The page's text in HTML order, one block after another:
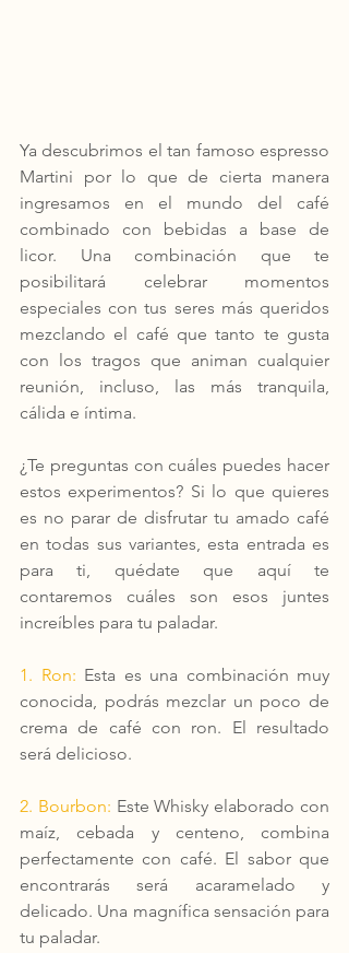
Ya descubrimos el tan famoso espresso
Martini por lo que de cierta manera
ingresamos en el mundo del café
combinado con bebidas a base de
licor. Una combinación que te
posibilitará celebrar momentos
especiales con tus seres más queridos
mezclando el café que tanto te gusta
con los tragos que animan cualquier
reunión, incluso, las más tranquila,
cálida e íntima.
¿Te preguntas con cuáles puedes hacer
estos experimentos? Si lo que quieres
es no parar de disfrutar tu amado café
en todas sus variantes, esta entrada es
para ti, quédate que aquí te
contaremos cuáles son esos juntes
increíbles para tu paladar.
1. Ron: Esta es una combinación muy
conocida, podrás mezclar un poco de
crema de café con ron. El resultado
será delicioso.
2. Bourbon: Este Whisky elaborado con
maíz, cebada y centeno, combina
perfectamente con café. El sabor que
encontrarás será acaramelado y
delicado. Una magnífica sensación para
tu paladar.